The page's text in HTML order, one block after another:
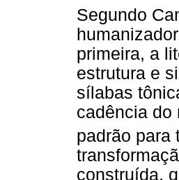
Segundo
primeira, a
estrutura e
sílabas
cadência do
padrão para
construída,